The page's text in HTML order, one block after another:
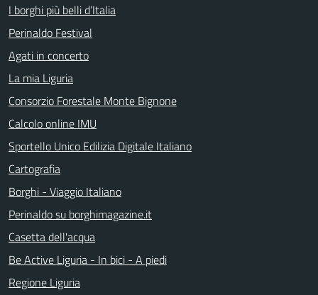
I borghi più belli d’Italia
Perinaldo Festival
Agati in concerto
La mia Liguria
Consorzio Forestale Monte Bignone
Calcolo online IMU
Sportello Unico Edilizia Digitale Italiano
Cartografia
Borghi - Viaggio Italiano
Perinaldo su borghimagazine.it
Casetta dell'acqua
Be Active Liguria - In bici - A piedi
Regione Liguria